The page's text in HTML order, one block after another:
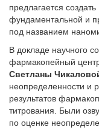
предлагается
фундаментальной и
под названием
В докладе научного
фармакопейный центр
Светланы
неопределенности и
результатов
титрования. Были
по оценке